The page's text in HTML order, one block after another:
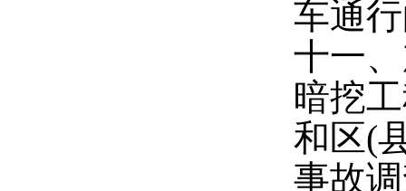
车通
十一
暗挖
和区(
事故